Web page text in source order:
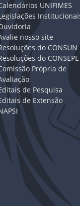
UNIFIMES
nosso site
do CONSUN
do CONSEPE
Própria de
de Pesquisa
de Extensão